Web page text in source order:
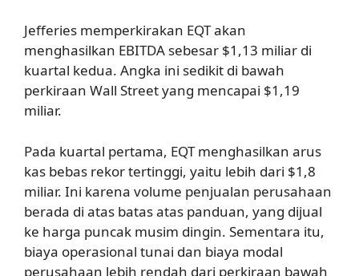
Jefferies memperkirakan EQT akan
menghasilkan EBITDA sebesar $1,13 miliar di
kuartal kedua. Angka ini sedikit di bawah
perkiraan Wall Street yang mencapai $1,19
miliar.
Pada kuartal pertama, EQT menghasilkan arus
kas bebas rekor tertinggi, yaitu lebih dari $1,8
miliar. Ini karena volume penjualan perusahaan
berada di atas batas atas panduan, yang dijual
ke harga puncak musim dingin. Sementara itu,
biaya operasional tunai dan biaya modal
perusahaan lebih rendah dari perkiraan bawah